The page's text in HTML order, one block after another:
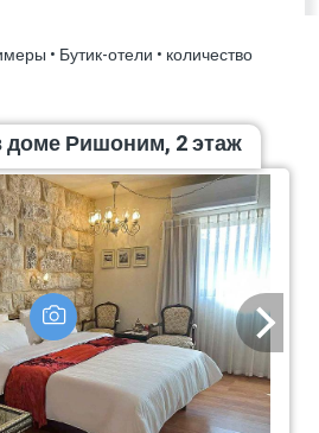
• Бутик-отели • количество
доме Ришоним, 2 этаж